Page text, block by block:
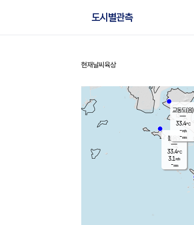
도시별관측
홈
현재날씨 육상
볼음도
33.4℃
3.1 m/s
-mm
교동도(음)
33.4℃
-m/s
-mm